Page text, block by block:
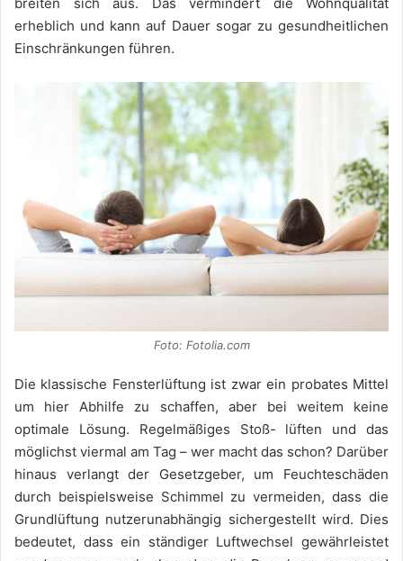
erheblich und kann auf Dauer sogar zu gesundheitlichen
Einschränkungen führen.
Foto: Fotolia.com
Die klassische Fensterlüftung ist zwar ein probates Mittel
um hier Abhilfe zu schaffen, aber bei weitem keine
optimale Lösung. Regelmäßiges Stoß- lüften und das
möglichst viermal am Tag – wer macht das schon? Darüber
hinaus verlangt der Gesetzgeber, um Feuchteschäden
durch beispielsweise Schimmel zu vermeiden, dass die
Grundlüftung nutzerunabhängig sichergestellt wird. Dies
bedeutet, dass ein ständiger Luftwechsel gewährleistet